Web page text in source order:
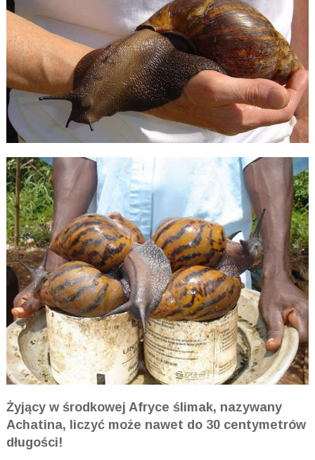
Żyjący w środkowej Afryce ślimak, nazywany
Achatina, liczyć może nawet do 30 centymetrów
długości!